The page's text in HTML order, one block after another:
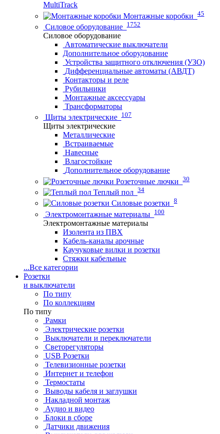
MultiTrack
Монтажные коробки 45
Силовое оборудование 1752
Силовое оборудование
Автоматические выключатели
Дополнительное оборудование
Устройства защитного отключения (УЗО)
Дифференциальные автоматы (АВДТ)
Контакторы и реле
Рубильники
Монтажные аксессуары
Трансформаторы
Щиты электрические 107
Щиты электрические
Металлические
Встраиваемые
Навесные
Влагостойкие
Дополнительное оборудование
Розеточные лючки 30
Теплый пол 34
Силовые розетки 8
Электромонтажные материалы 100
Электромонтажные материалы
Изолента из ПВХ
Кабель-каналы арочные
Каучуковые вилки и розетки
Стяжки кабельные
...Все категории
Розетки
и выключатели
По типу
По коллекциям
По типу
Рамки
Электрические розетки
Выключатели и переключатели
Светорегуляторы
USB Розетки
Телевизионные розетки
Интернет и телефон
Термостаты
Выводы кабеля и заглушки
Накладной монтаж
Аудио и видео
Блоки в сборе
Датчики движения